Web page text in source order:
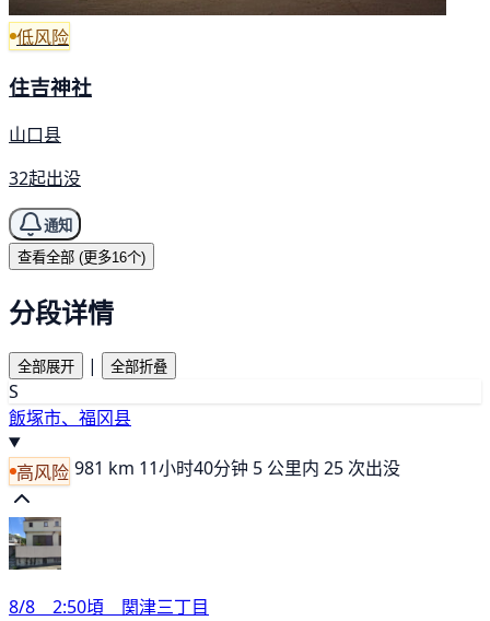
低风险
住吉神社
山口县
32起出没
通知
查看全部 (更多16个)
分段详情
全部展开 | 全部折叠
S
飯塚市、福冈县
高风险 981 km 11小时40分钟 5 公里内 25 次出没
8/8 2:50頃 関津三丁目